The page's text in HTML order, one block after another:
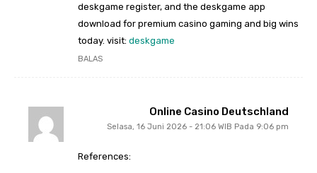
deskgame register, and the deskgame app
download for premium casino gaming and big wins
today. visit: deskgame
BALAS
Online Casino Deutschland
Selasa, 16 Juni 2026 - 21:06 WIB Pada 9:06 pm
References: